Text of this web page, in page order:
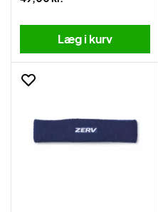
Læg i kurv